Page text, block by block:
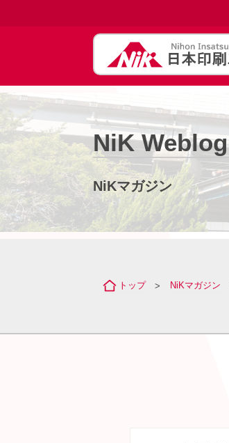
NiK Weblog
NiKマガジン
トップ > NiKマガジン